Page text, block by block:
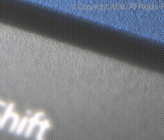
© Copyright 2026. All Rights